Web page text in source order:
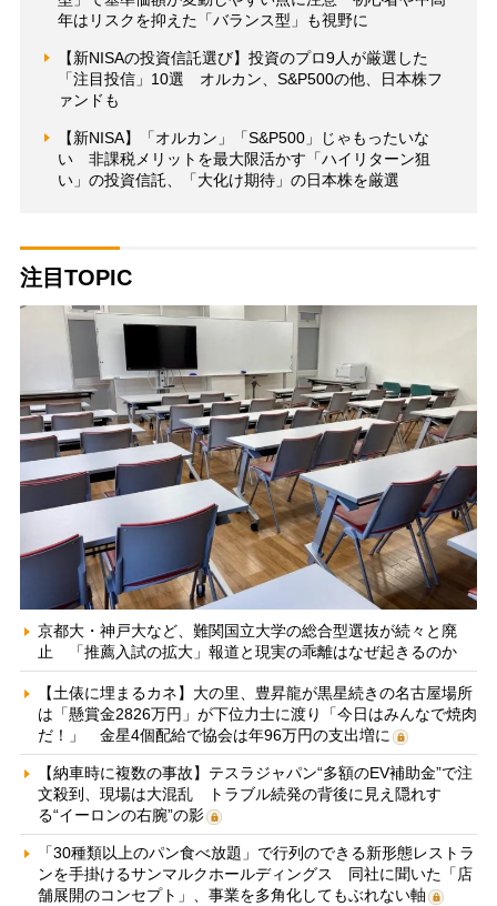
年はリスクを抑えた「バランス型」も視野に
【新NISAの投資信託選び】投資のプロ9人が厳選した
「注目投信」10選 オルカン、S&P500の他、日本株フ
ァンドも
【新NISA】「オルカン」「S&P500」じゃもったいな
い 非課税メリットを最大限活かす「ハイリターン狙
い」の投資信託、「大化け期待」の日本株を厳選
注目TOPIC
京都大・神戸大など、難関国立大学の総合型選抜が続々と廃
止 「推薦入試の拡大」報道と現実の乖離はなぜ起きるのか
【土俵に埋まるカネ】大の里、豊昇龍が黒星続きの名古屋場所
は「懸賞金2826万円」が下位力士に渡り「今日はみんなで焼肉
だ！」 金星4個配給で協会は年96万円の支出増に
【納車時に複数の事故】テスラジャパン“多額のEV補助金”で注
文殺到、現場は大混乱 トラブル続発の背後に見え隠れす
る“イーロンの右腕”の影
「30種類以上のパン食べ放題」で行列のできる新形態レストラ
ンを手掛けるサンマルクホールディングス 同社に聞いた「店
舗展開のコンセプト」、事業を多角化してもぶれない軸